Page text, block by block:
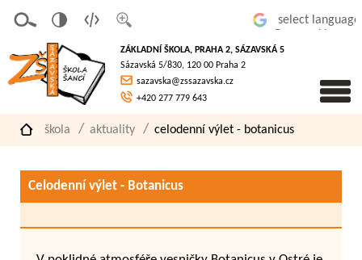
písmo
á
verze
pro
slaboz
raké
ZÁKLADNÍ ŠKOLA, PRAHA 2, SÁZAVSKÁ 5
Sázavská 5/830, 120 00 Praha 2
sazavska@zssazavska.cz
+420 277 779 643
škola aktuality celodenní výlet - botanicus
Celodenní výlet - Botanicus